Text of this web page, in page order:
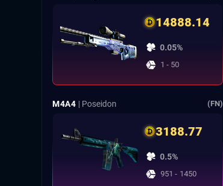
14888.14
0.05%
1 - 50
M4A4 | Poseidon (FN)
3188.77
0.5%
951 - 1450